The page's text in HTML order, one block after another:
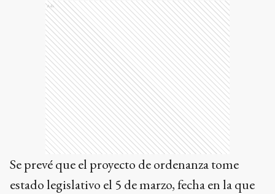
Ads
Se prevé que el proyecto de ordenanza tome
estado legislativo el 5 de marzo, fecha en la que